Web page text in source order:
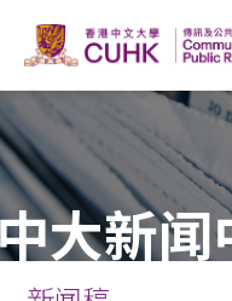
大新闻